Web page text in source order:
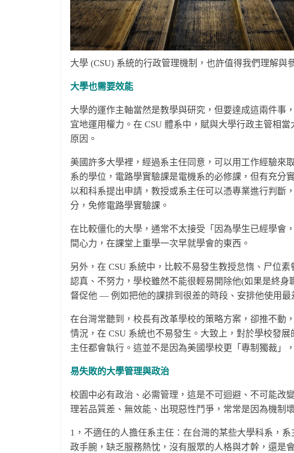
大學 (CSU) 系統的行政管理機制，也許值得我們理解與
大學也需要效能
大學的運作主軸當然是教學與研究，但要達成這兩件事
宜地運用權力。在 CSU 體系中，賦與大學行政主管相
原因。
美國許多大學裡，經過系主任同意，可以用工作經驗來
系的學位，電路學實驗課是電機系的必修課，但有充分
以和科系提出申請，教授或系主任可以憑專業進行判斷
分，免修電路學實驗課。
在比較僵化的大學，通常不太接受「因為學生已經學會
間心力，在課堂上重學一次早就學會的東西。
另外，在 CSU 系統中，比較不易發生教授怠惰、尸位
認真、不努力，學校雖然不能很輕易開除他(如果是終
督促他 — 例如把他的課排到很差的時段、安排他使用最
在台灣常聽到，校長有改革學校的策略方案，卻推不
情況，在 CSU 系統也不易發生。大致上，對於學校發
主任都會執行。這並不是因為美國學校更「專制獨裁」
易失敗的大學管理與政治
校園中必有政治、必需管理，這是不可迴避、不可能改
理若品質差、無效能、出現惡性鬥爭，常常是因為機制
1，不適任的人擔任系主任：在台灣的某些大學科系，
政手腕，缺乏服務熱忱，沒有服眾的人格與才幹，還是